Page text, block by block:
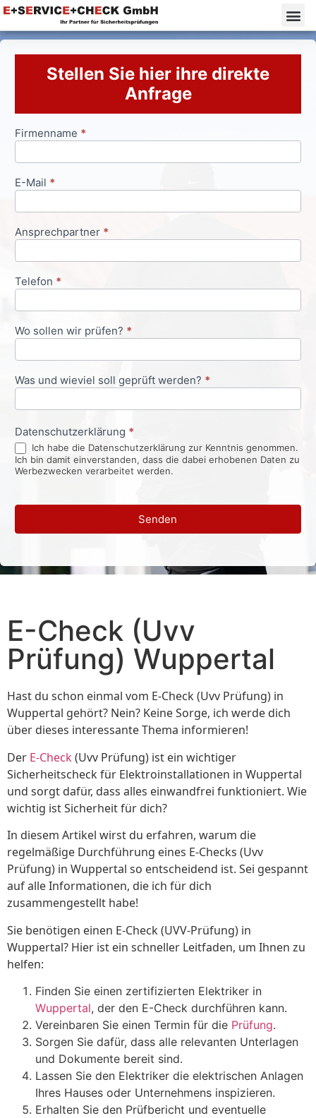
Stellen Sie hier ihre direkte
Anfrage
Anfrageformular
Firmenname *
E-Mail *
Ansprechpartner *
Telefon *
Wo sollen wir prüfen? *
Was und wieviel soll geprüft werden? *
Datenschutzerklärung *
Ich habe die Datenschutzerklärung zur Kenntnis genommen.
Ich bin damit einverstanden, dass die dabei erhobenen Daten zu
Werbezwecken verarbeitet werden.
Senden
E-Check (Uvv
Prüfung) Wuppertal
Hast du schon einmal vom E-Check (Uvv Prüfung) in
Wuppertal gehört? Nein? Keine Sorge, ich werde dich
über dieses interessante Thema informieren!
Der E-Check(Uvv Prüfung) ist ein wichtiger
Sicherheitscheck für Elektroinstallationen in Wuppertal
und sorgt dafür, dass alles einwandfrei funktioniert. Wie
wichtig ist Sicherheit für dich?
In diesem Artikel wirst du erfahren, warum die
regelmäßige Durchführung eines E-Checks (Uvv
Prüfung) in Wuppertal so entscheidend ist. Sei gespannt
auf alle Informationen, die ich für dich
zusammengestellt habe!
Sie benötigen einen E-Check (UVV-Prüfung) in
Wuppertal? Hier ist ein schneller Leitfaden, um Ihnen zu
helfen:
Finden Sie einen zertifizierten Elektriker in
Wuppertal, der den E-Check durchführen kann.
Vereinbaren Sie einen Termin für die Prüfung.
Sorgen Sie dafür, dass alle relevanten Unterlagen
und Dokumente bereit sind.
Lassen Sie den Elektriker die elektrischen Anlagen
Ihres Hauses oder Unternehmens inspizieren.
Erhalten Sie den Prüfbericht und eventuelle